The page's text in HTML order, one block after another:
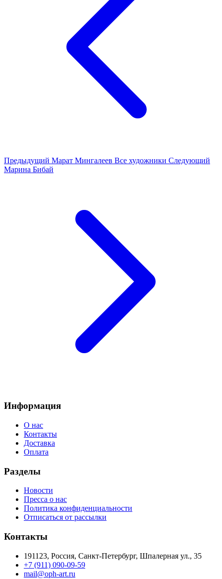
Предыдущий Марат Мингалеев Все художники Следующий
Марина Бибай
Информация
О нас
Контакты
Доставка
Оплата
Разделы
Новости
Пресса о нас
Политика конфиденциальности
Отписаться от рассылки
Контакты
191123, Россия, Санкт-Петербург, Шпалерная ул., 35
+7 (911) 090-09-59
mail@oph-art.ru